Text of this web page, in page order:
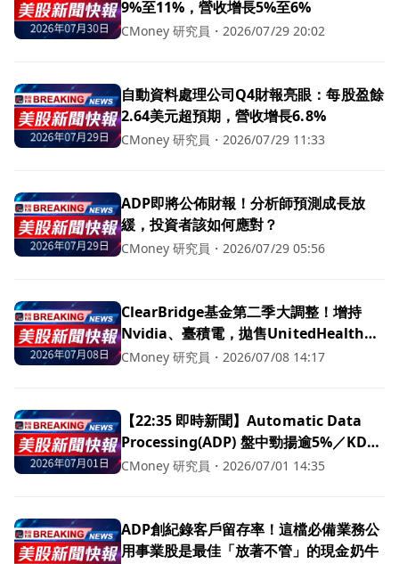
9%至11%，營收增長5%至6%
CMoney 研究員 ・ 2026/07/29 20:02
自動資料處理公司Q4財報亮眼：每股盈餘
2.64美元超預期，營收增長6.8%
CMoney 研究員 ・ 2026/07/29 11:33
ADP即將公佈財報！分析師預測成長放
緩，投資者該如何應對？
CMoney 研究員 ・ 2026/07/29 05:56
ClearBridge基金第二季大調整！增持
Nvidia、臺積電，拋售UnitedHealth等
多檔股票
CMoney 研究員 ・ 2026/07/08 14:17
【22:35 即時新聞】Automatic Data
Processing(ADP) 盤中勁揚逾5%／KD止
跌回升、MACD負值收斂推升買氣
CMoney 研究員 ・ 2026/07/01 14:35
ADP創紀錄客戶留存率！這檔必備業務公
用事業股是最佳「放著不管」的現金奶牛